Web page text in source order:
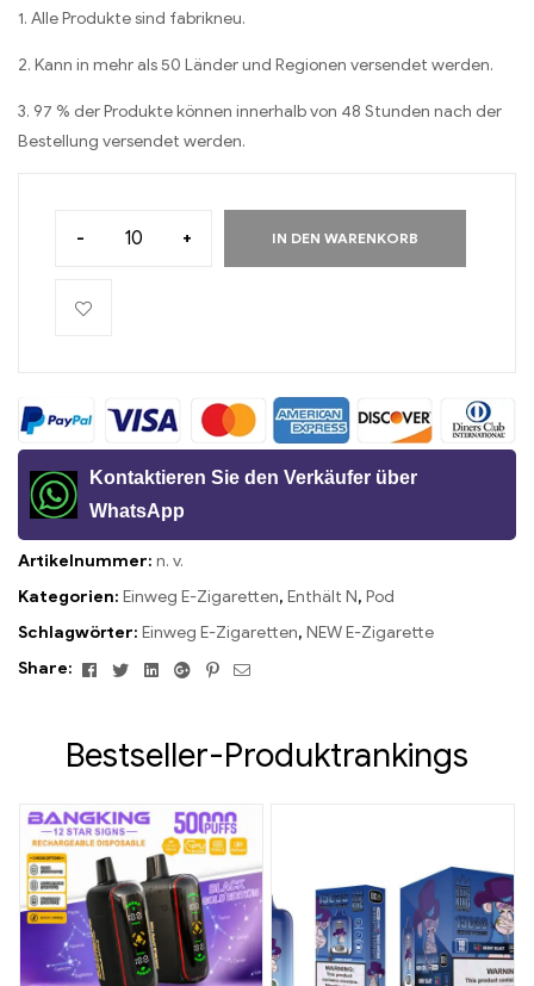
1. Alle Produkte sind fabrikneu.
2. Kann in mehr als 50 Länder und Regionen versendet werden.
3. 97 % der Produkte können innerhalb von 48 Stunden nach der
Bestellung versendet werden.
- + IN DEN WARENKORB
Kontaktieren Sie den Verkäufer über
WhatsApp
Artikelnummer: n. v.
Kategorien: Einweg E-Zigaretten, Enthält N, Pod
Schlagwörter: Einweg E-Zigaretten, NEW E-Zigarette
Share:
FacebookTwitterLinkedinGoogle+Pinterest
Email
Bestseller-Produktrankings